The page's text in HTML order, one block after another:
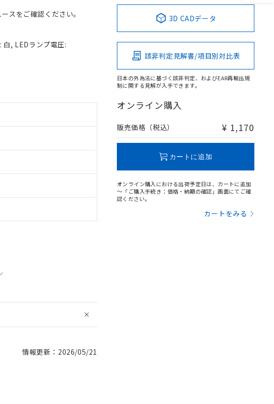
スをご確認ください。
, LEDランプ電圧:
情報更新：2026/05/21
3D CADデータ
該非判定見解書/項目別対比表
日本の外為法に基づく該非判定、およびEAR再輸出規
制に関する見解が入手できます。
オンライン購入
販売価格（税込） ¥ 1,170
カートに追加
オンライン購入における出荷予定日は、カートに追加
～「ご購入手続き：価格・納期の確認」画面にてご確
認ください。
カートをみる